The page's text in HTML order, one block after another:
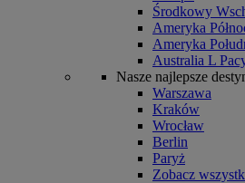
Środkowy
Ameryka
Ameryka
Australia L
Nasze najlepsze
Warszawa
Kraków
Wrocław
Berlin
Paryż
Zobacz